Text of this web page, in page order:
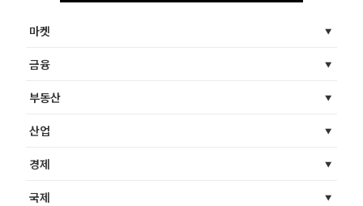
마켓
금융
부동산
산업
경제
국제